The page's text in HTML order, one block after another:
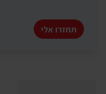
תחזרו אלי